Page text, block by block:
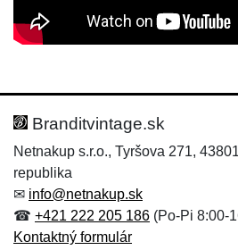
Hodnotenie:
Meno:*
Meno:
E-mail:*
Branditvintage.sk
Netnakup s.r.o., Tyršova 271,
republika
✉ info@netnakup.sk
☎ +421 222 205 186 (Po-Pi 8:00-
Kontaktný formulár